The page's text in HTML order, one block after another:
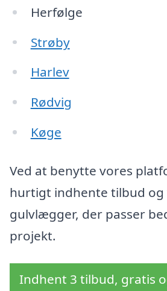
Herfølge
Strøby
Harlev
Rødvig
Køge
Ved at benytte vores
hurtigt indhente tilbud
gulvlægger, der passer
projekt.
Indhent 3 tilbud, gratis